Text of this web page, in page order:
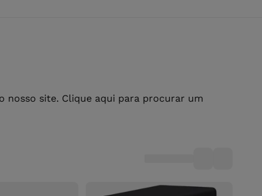
nosso site. Clique aqui para procurar um